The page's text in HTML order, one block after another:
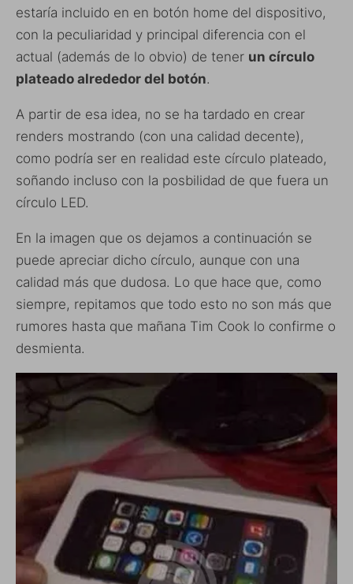
estaría incluido en en botón home del dispositivo,
con la peculiaridad y principal diferencia con el
actual (además de lo obvio) de tener un círculo
plateado alrededor del botón.
A partir de esa idea, no se ha tardado en crear
renders mostrando (con una calidad decente),
como podría ser en realidad este círculo plateado,
soñando incluso con la posbilidad de que fuera un
círculo LED.
En la imagen que os dejamos a continuación se
puede apreciar dicho círculo, aunque con una
calidad más que dudosa. Lo que hace que, como
siempre, repitamos que todo esto no son más que
rumores hasta que mañana Tim Cook lo confirme o
desmienta.